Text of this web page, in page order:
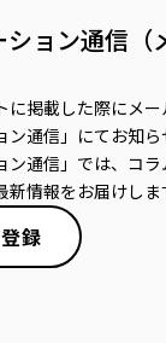
ョン通信（
に掲載した際にメー
ン通信」にてお知ら
ン通信」では、コ
情報をお届けしま
録